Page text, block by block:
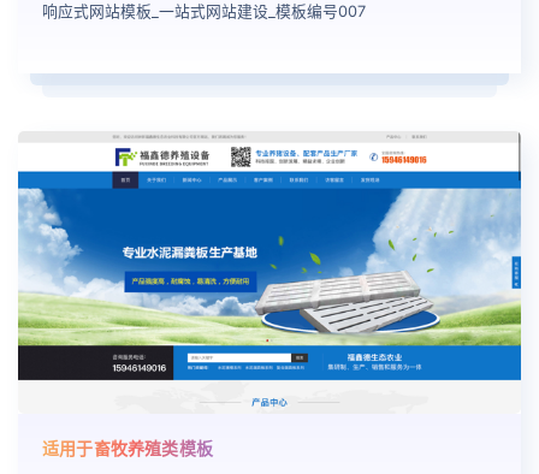
响应式网站模板_一站式网站建设_模板编号007
适用于畜牧养殖类模板